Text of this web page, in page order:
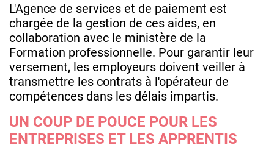
L'Agence de services et de paiement est
chargée de la gestion de ces aides, en
collaboration avec le ministère de la
Formation professionnelle. Pour garantir leur
versement, les employeurs doivent veiller à
transmettre les contrats à l'opérateur de
compétences dans les délais impartis.
UN COUP DE POUCE POUR LES
ENTREPRISES ET LES APPRENTIS